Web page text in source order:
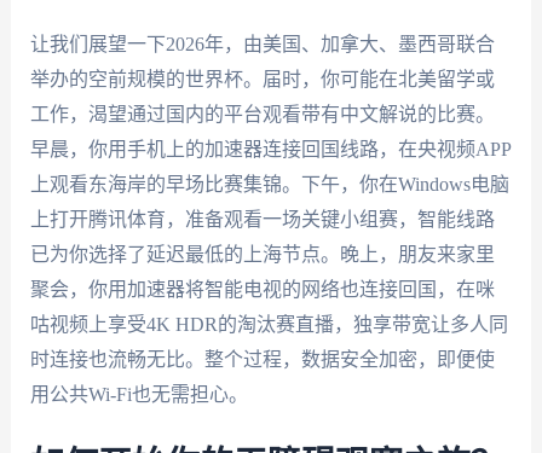
让我们展望一下2026年，由美国、加拿大、墨西哥联合
举办的空前规模的世界杯。届时，你可能在北美留学或
工作，渴望通过国内的平台观看带有中文解说的比赛。
早晨，你用手机上的加速器连接回国线路，在央视频APP
上观看东海岸的早场比赛集锦。下午，你在Windows电脑
上打开腾讯体育，准备观看一场关键小组赛，智能线路
已为你选择了延迟最低的上海节点。晚上，朋友来家里
聚会，你用加速器将智能电视的网络也连接回国，在咪
咕视频上享受4K HDR的淘汰赛直播，独享带宽让多人同
时连接也流畅无比。整个过程，数据安全加密，即便使
用公共Wi-Fi也无需担心。